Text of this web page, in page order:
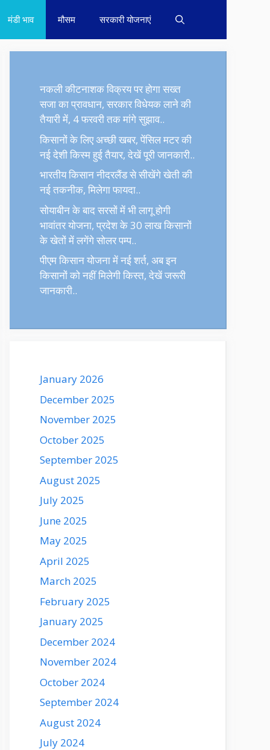
मंडी भाव मौसम सरकारी योजनाएं
नकली कीटनाशक विक्रय पर होगा सख्त
सजा का प्रावधान, सरकार विधेयक लाने की
तैयारी में, 4 फरवरी तक मांगे सुझाव..
किसानों के लिए अच्छी खबर, पेंसिल मटर की
नई देशी किस्म हुई तैयार, देखें पूरी जानकारी..
भारतीय किसान नीदरलैंड से सीखेंगे खेती की
नई तकनीक, मिलेगा फायदा..
सोयाबीन के बाद सरसों में भी लागू होगी
भावांतर योजना, प्रदेश के 30 लाख किसानों
के खेतों में लगेंगे सोलर पम्प..
पीएम किसान योजना में नई शर्त, अब इन
किसानों को नहीं मिलेगी किस्त, देखें जरूरी
जानकारी..
January 2026
December 2025
November 2025
October 2025
September 2025
August 2025
July 2025
June 2025
May 2025
April 2025
March 2025
February 2025
January 2025
December 2024
November 2024
October 2024
September 2024
August 2024
July 2024